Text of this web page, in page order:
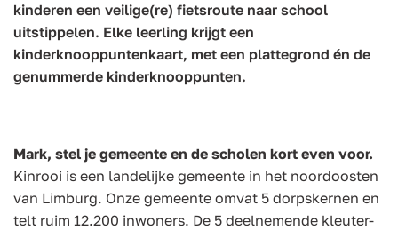
kinderen een veilige(re) fietsroute naar school
uitstippelen. Elke leerling krijgt een
kinderknooppuntenkaart, met een plattegrond én de
genummerde kinderknooppunten.
Mark, stel je gemeente en de scholen kort even voor.
Kinrooi is een landelijke gemeente in het noordoosten
van Limburg. Onze gemeente omvat 5 dorpskernen en
telt ruim 12.200 inwoners. De 5 deelnemende kleuter-